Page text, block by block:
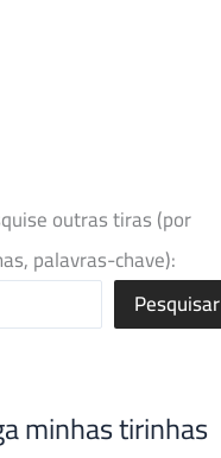
outras tiras (por
palavras-chave):
Pesquisar
minhas tirinhas